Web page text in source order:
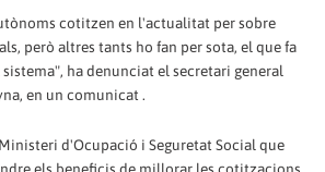
cotitzen en l'actualitat per sobre
però altres tants ho fan per sota, el que fa
ha denunciat el secretari general
en un comunicat .
d'Ocupació i Seguretat Social que
els beneficis de millorar les cotitzacions